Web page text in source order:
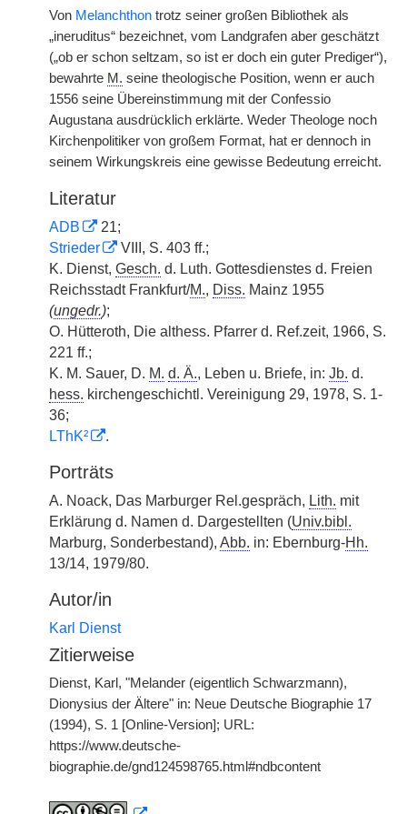
Von Melanchthon trotz seiner großen Bibliothek als
„ineruditus“ bezeichnet, vom Landgrafen aber geschätzt
(„ob er schon seltzam, so ist er doch ein guter Prediger“),
bewahrte M. seine theologische Position, wenn er auch
1556 seine Übereinstimmung mit der Confessio
Augustana ausdrücklich erklärte. Weder Theologe noch
Kirchenpolitiker von großem Format, hat er dennoch in
seinem Wirkungskreis eine gewisse Bedeutung erreicht.
Literatur
ADB
21;
Strieder
VIII, S. 403 ff.;
K. Dienst, Gesch. d. Luth. Gottesdienstes d. Freien
Reichsstadt Frankfurt/M., Diss. Mainz 1955
(ungedr.);
O. Hütteroth, Die althess. Pfarrer d. Ref.zeit, 1966, S.
221 ff.;
K. M. Sauer, D. M. d. Ä., Leben u. Briefe, in: Jb. d.
hess. kirchengeschichtl. Vereinigung 29, 1978, S. 1-
36;
LThK²
.
Porträts
A. Noack, Das Marburger Rel.gespräch, Lith. mit
Erklärung d. Namen d. Dargestellten (Univ.bibl.
Marburg, Sonderbestand), Abb. in: Ebernburg-Hh.
13/14, 1979/80.
Autor/in
Karl Dienst
Zitierweise
Dienst, Karl, "Melander (eigentlich Schwarzmann),
Dionysius der Ältere" in: Neue Deutsche Biographie 17
(1994), S. 1 [Online-Version]; URL:
https://www.deutsche-
biographie.de/gnd124598765.html#ndbcontent